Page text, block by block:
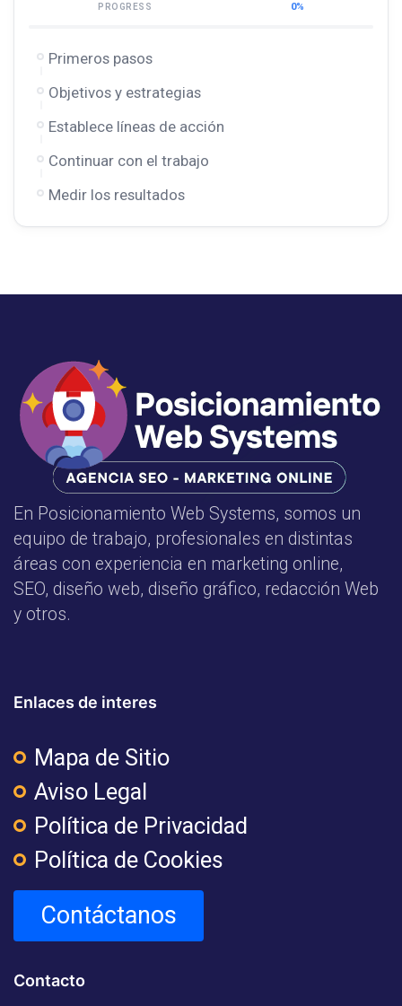
PROGRESS 0%
Primeros pasos
Objetivos y estrategias
Establece líneas de acción
Continuar con el trabajo
Medir los resultados
En Posicionamiento Web Systems, somos un
equipo de trabajo, profesionales en distintas
áreas con experiencia en marketing online,
SEO, diseño web, diseño gráfico, redacción Web
y otros.
Enlaces de interes
Mapa de Sitio
Aviso Legal
Política de Privacidad
Política de Cookies
Contáctanos
Contacto